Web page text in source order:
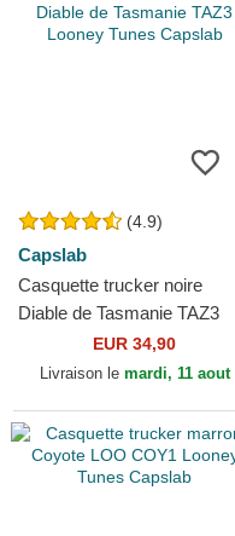
(4.9)
Capslab
Casquette trucker noire
Diable de Tasmanie TAZ3
Looney Tunes Capslab
EUR 34,90
Livraison le mardi, 11 aout